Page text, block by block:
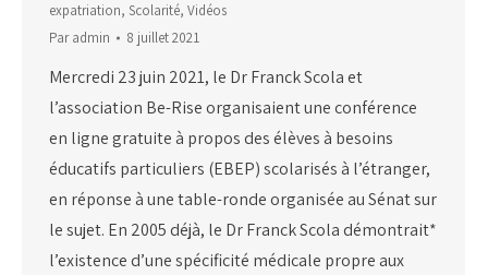
expatriation, Scolarité, Vidéos
Paradmin 8 juillet 2021
Mercredi 23 juin 2021, le Dr Franck Scola et
l’association Be-Rise organisaient une conférence
en ligne gratuite à propos des élèves à besoins
éducatifs particuliers (EBEP) scolarisés à l’étranger,
en réponse à une table-ronde organisée au Sénat sur
le sujet. En 2005 déjà, le Dr Franck Scola démontrait*
l’existence d’une spécificité médicale propre aux